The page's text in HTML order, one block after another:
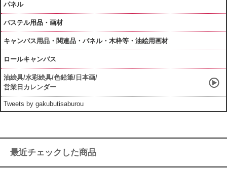
パネル
パステル用品・画材
キャンバス用品・関連品・パネル・木枠等・油絵用画材
ロールキャンバス
油絵具/水彩絵具/色鉛筆/日本画/
営業日カレンダー
Tweets by gakubutisaburou
最近チェックした商品